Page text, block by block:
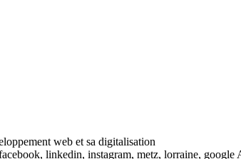
web et sa digitalisation
linkedin, instagram, metz, lorraine,